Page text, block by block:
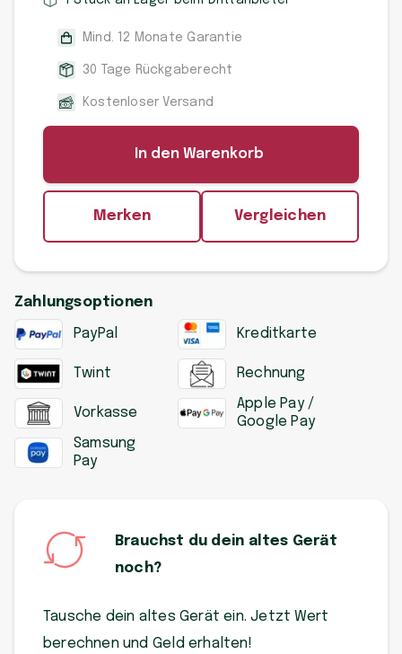
Mind. 12 Monate Garantie
30 Tage Rückgaberecht
Kostenloser Versand
In den Warenkorb
Merken Vergleichen
Zahlungsoptionen
PayPal Kreditkarte
Twint Rechnung
Vorkasse
Apple Pay /
Google Pay
Samsung
Pay
Brauchst du dein altes Gerät
noch?
Tausche dein altes Gerät ein. Jetzt Wert
berechnen und Geld erhalten!